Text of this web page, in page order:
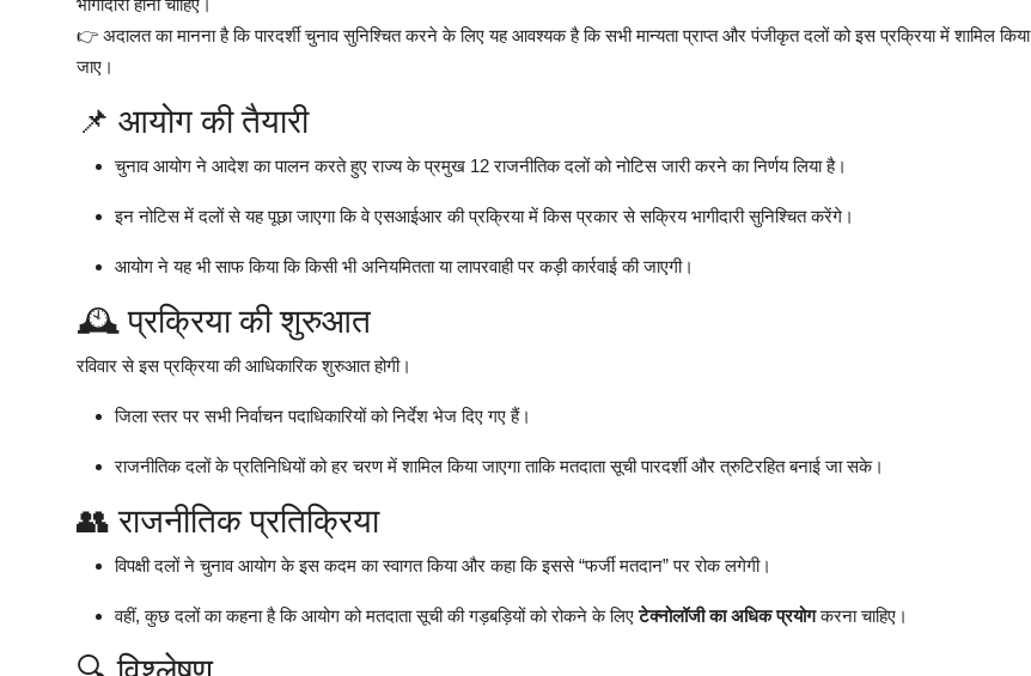
भागीदारी होनी चाहिए।
👉 अदालत का मानना है कि पारदर्शी चुनाव सुनिश्चित करने के लिए यह आवश्यक है कि सभी मान्यता प्राप्त और पंजीकृत दलों को इस प्रक्रिया में शामिल किया
जाए।
📌 आयोग की तैयारी
चुनाव आयोग ने आदेश का पालन करते हुए राज्य के प्रमुख 12 राजनीतिक दलों को नोटिस जारी करने का निर्णय लिया है।
इन नोटिस में दलों से यह पूछा जाएगा कि वे एसआईआर की प्रक्रिया में किस प्रकार से सक्रिय भागीदारी सुनिश्चित करेंगे।
आयोग ने यह भी साफ किया कि किसी भी अनियमितता या लापरवाही पर कड़ी कार्रवाई की जाएगी।
🕰️ प्रक्रिया की शुरुआत
रविवार से इस प्रक्रिया की आधिकारिक शुरुआत होगी।
जिला स्तर पर सभी निर्वाचन पदाधिकारियों को निर्देश भेज दिए गए हैं।
राजनीतिक दलों के प्रतिनिधियों को हर चरण में शामिल किया जाएगा ताकि मतदाता सूची पारदर्शी और त्रुटिरहित बनाई जा सके।
👥 राजनीतिक प्रतिक्रिया
विपक्षी दलों ने चुनाव आयोग के इस कदम का स्वागत किया और कहा कि इससे “फर्जी मतदान” पर रोक लगेगी।
वहीं, कुछ दलों का कहना है कि आयोग को मतदाता सूची की गड़बड़ियों को रोकने के लिएटेक्नोलॉजी का अधिक प्रयोगकरना चाहिए।